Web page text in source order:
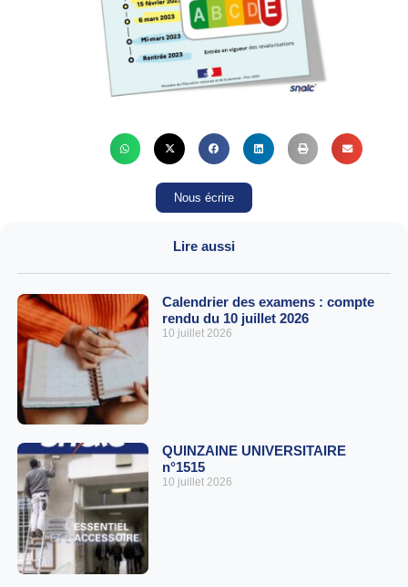
Nous écrire
Lire aussi
Calendrier des examens : compte
rendu du 10 juillet 2026
10 juillet 2026
QUINZAINE UNIVERSITAIRE
n°1515
10 juillet 2026